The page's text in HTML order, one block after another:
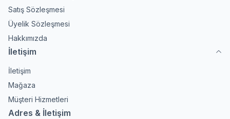
Satış Sözleşmesi
Üyelik Sözleşmesi
Hakkımızda
İletişim
İletişim
Mağaza
Müşteri Hizmetleri
Adres & İletişim